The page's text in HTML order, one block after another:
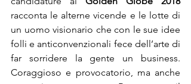
racconta le alterne vicende e le lotte di
un uomo visionario che con le sue idee
folli e anticonvenzionali fece dell’arte di
far sorridere la gente un business.
Coraggioso e provocatorio, ma anche